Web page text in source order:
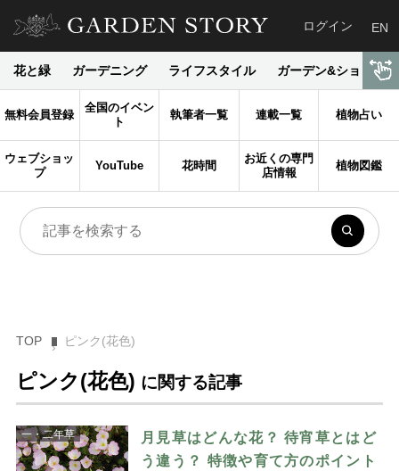
ログイン EN
花と緑 ガーデニング ライフスタイル ガーデン&ショップ
無料会員登録
全国のイベン
ト
執筆者一覧 連載一覧 植物占い
ウェブショッ
プ
YouTube 花時間
お近くの専門
店情報
植物図鑑
TOP ピンク(花色)
ピンク(花色) に関する記事
一・二年草
月見草はどんな花？ 待宵草とはど
う違う？ 特徴や育て方のポイント